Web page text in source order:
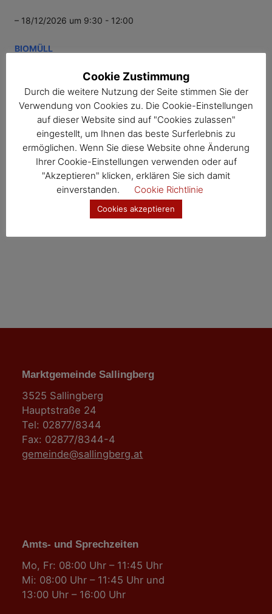
– 18/12/2026 um 9:30 - 12:00
BIOMÜLL
– 28/12/2026 um 0:00 - 23:59
1 2 3 4 5 6 7
Marktgemeinde Sallingberg
3525 Sallingberg
Hauptstraße 24
Tel: 02877/8344
Fax: 02877/8344-4
gemeinde@sallingberg.at
Amts- und Sprechzeiten
Mo, Fr: 08:00 Uhr – 11:45 Uhr
Mi: 08:00 Uhr – 11:45 Uhr und
13:00 Uhr – 16:00 Uhr
Cookie Zustimmung
Durch die weitere Nutzung der Seite stimmen Sie der
Verwendung von Cookies zu. Die Cookie-Einstellungen
auf dieser Website sind auf "Cookies zulassen"
eingestellt, um Ihnen das beste Surferlebnis zu
ermöglichen. Wenn Sie diese Website ohne Änderung
Ihrer Cookie-Einstellungen verwenden oder auf
"Akzeptieren" klicken, erklären Sie sich damit
einverstanden.
Cookie Richtlinie
Cookies akzeptieren